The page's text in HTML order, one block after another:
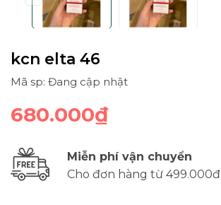
kcn elta 46
Mã sp: Đang cập nhật
680.000₫
Miễn phí vận chuyển
Cho đơn hàng từ 499.000đ